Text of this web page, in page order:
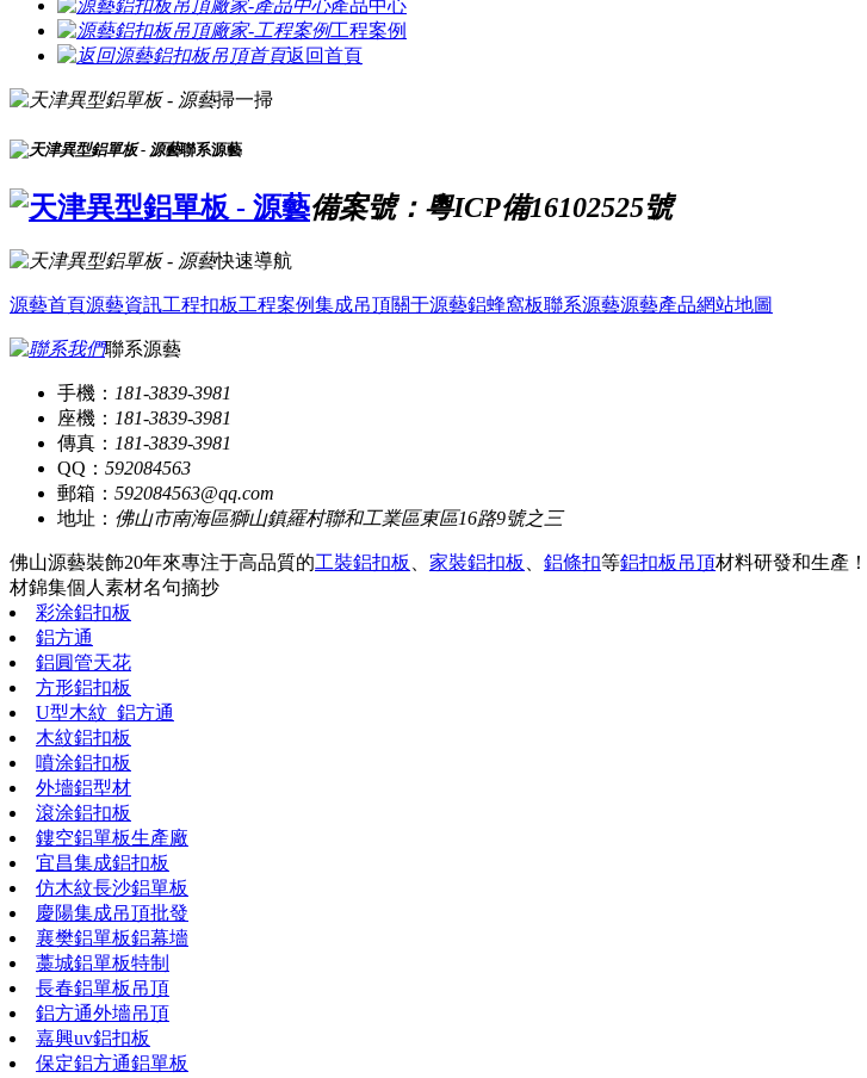
產品中心
工程案例
返回首頁
掃一掃
聯系源藝
備案號：粵ICP備16102525號
快速導航
源藝首頁源藝資訊工程扣板工程案例集成吊頂關于源藝鋁蜂窩板聯系源藝源藝產品網站地圖
聯系源藝
手機： 181-3839-3981
座機： 181-3839-3981
傳真： 181-3839-3981
QQ： 592084563
郵箱： 592084563@qq.com
地址： 佛山市南海區獅山鎮羅村聯和工業區東區16路9號之三
佛山源藝裝飾20年來專注于高品質的工裝鋁扣板 、 家裝鋁扣板 、 鋁條扣等鋁扣板吊頂材料研發和生產！
材錦集個人素材名句摘抄
彩涂鋁扣板
鋁方通
鋁圓管天花
方形鋁扣板
U型木紋_鋁方通
木紋鋁扣板
噴涂鋁扣板
外墻鋁型材
滾涂鋁扣板
鏤空鋁單板生產廠
宜昌集成鋁扣板
仿木紋長沙鋁單板
慶陽集成吊頂批發
襄樊鋁單板鋁幕墻
藁城鋁單板特制
長春鋁單板吊頂
鋁方通外墻吊頂
嘉興uv鋁扣板
保定鋁方通鋁單板